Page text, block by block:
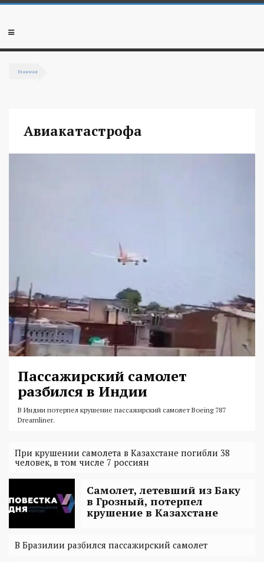
Перейти к основному содержанию
Мобильное
Главная
Авиакатастрофа
Пассажирский самолет
разбился в Индии
В Индии потерпел крушение пассажирский самолет Boeing 787
Dreamliner.
При крушении самолета в Казахстане погибли 38
человек, в том числе 7 россиян
Самолет, летевший из Баку
в Грозный, потерпел
крушение в Казахстане
В Бразилии разбился пассажирский самолет